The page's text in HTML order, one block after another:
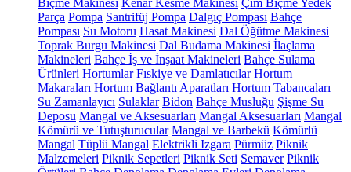
Biçme Makinesi Kenar Kesme Makinesi Çim Biçme Yedek
Parça Pompa Santrifüj Pompa Dalgıç Pompası Bahçe
Pompası Su Motoru Hasat Makinesi Dal Öğütme Makinesi
Toprak Burgu Makinesi Dal Budama Makinesi İlaçlama
Makineleri Bahçe İş ve İnşaat Makineleri Bahçe Sulama
Ürünleri Hortumlar Fıskiye ve Damlatıcılar Hortum
Makaraları Hortum Bağlantı Aparatları Hortum Tabancaları
Su Zamanlayıcı Sulaklar Bidon Bahçe Musluğu Şişme Su
Deposu Mangal ve Aksesuarları Mangal Aksesuarları Mangal
Kömürü ve Tutuşturucular Mangal ve Barbekü Kömürlü
Mangal Tüplü Mangal Elektrikli Izgara Pürmüz Piknik
Malzemeleri Piknik Sepetleri Piknik Seti Semaver Piknik